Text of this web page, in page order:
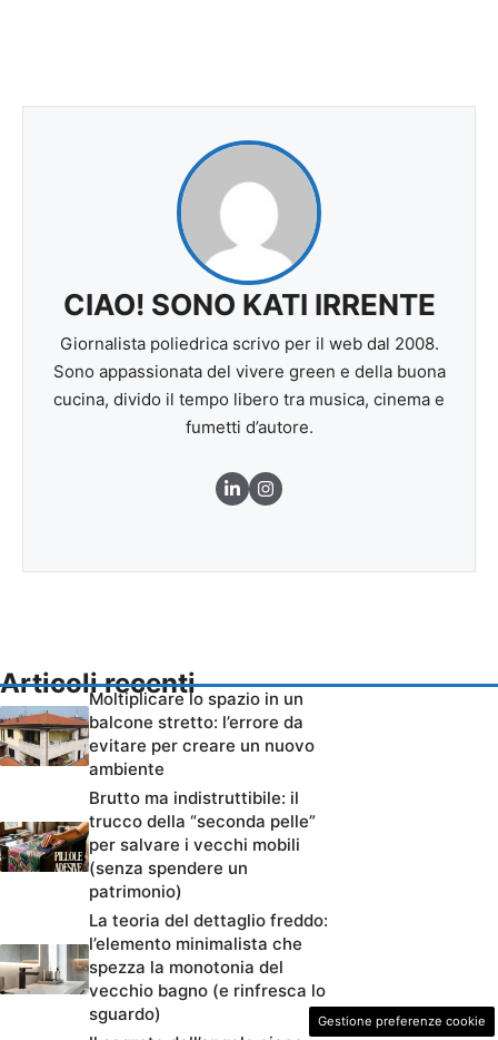
CIAO! SONO KATI IRRENTE
Giornalista poliedrica scrivo per il web dal 2008.
Sono appassionata del vivere green e della buona
cucina, divido il tempo libero tra musica, cinema e
fumetti d’autore.
Articoli recenti
Moltiplicare lo spazio in un
balcone stretto: l’errore da
evitare per creare un nuovo
ambiente
Brutto ma indistruttibile: il
trucco della “seconda pelle”
per salvare i vecchi mobili
(senza spendere un
patrimonio)
La teoria del dettaglio freddo:
l’elemento minimalista che
spezza la monotonia del
vecchio bagno (e rinfresca lo
sguardo)
Gestione preferenze cookie